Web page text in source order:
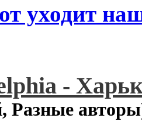
уходит
-
Разные